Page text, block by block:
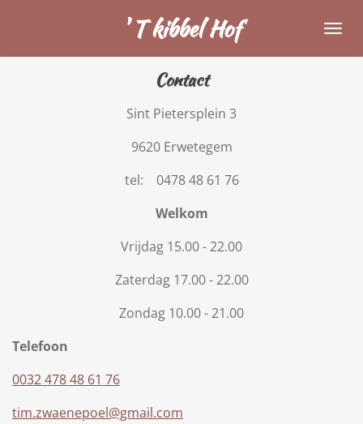
naar
TkibbelHof
Contact
Sint Pietersplein 3
9620 Erwetegem
tel: 0478 48 61 76
Welkom
Vrijdag 15.00 - 22.00
Zaterdag 17.00 - 22.00
Zondag 10.00 - 21.00
Telefoon
0032 478 48 61 76
tim.zwaenepoel@gmail.com